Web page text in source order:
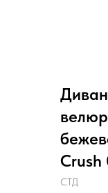
Crush
СТД